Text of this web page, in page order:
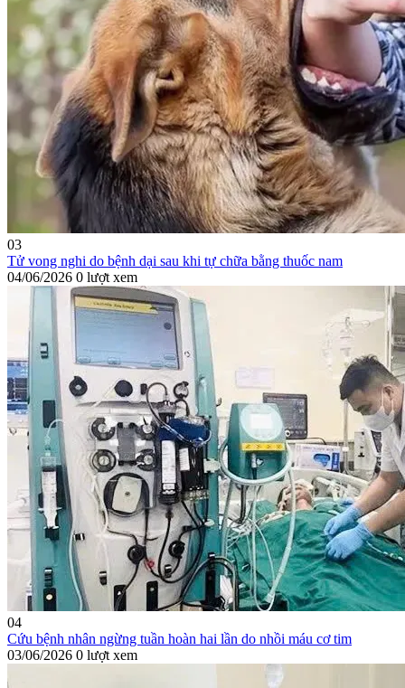
03
Tử vong nghi do bệnh dại sau khi tự chữa bằng thuốc nam
04/06/2026 0 lượt xem
04
Cứu bệnh nhân ngừng tuần hoàn hai lần do nhồi máu cơ tim
03/06/2026 0 lượt xem